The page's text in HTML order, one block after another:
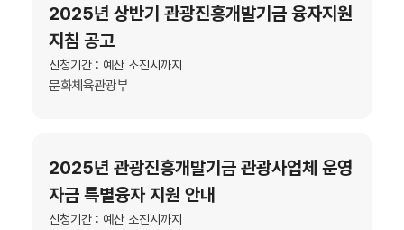
2025년 상반기 관광진흥개발기금 융자지원
지침 공고
신청기간 : 예산 소진시까지
문화체육관광부
2025년 관광진흥개발기금 관광사업체 운영
자금 특별융자 지원 안내
신청기간 : 예산 소진시까지